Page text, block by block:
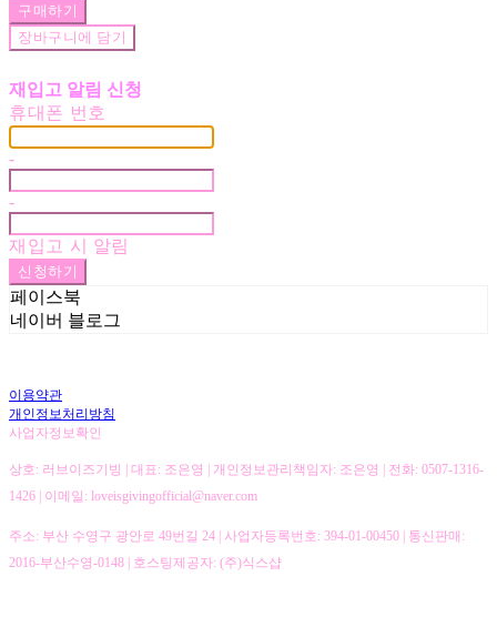
구매하기
장바구니에 담기
재입고 알림 신청
휴대폰 번호
-
-
재입고 시 알림
신청하기
페이스북
네이버 블로그
이용약관
개인정보처리방침
사업자정보확인
상호: 러브이즈기빙 | 대표: 조은영 | 개인정보관리책임자: 조은영 | 전화: 0507-1316-
1426 | 이메일: loveisgivingofficial@naver.com
주소: 부산 수영구 광안로 49번길 24 | 사업자등록번호: 394-01-00450 | 통신판매:
2016-부산수영-0148 | 호스팅제공자: (주)식스샵